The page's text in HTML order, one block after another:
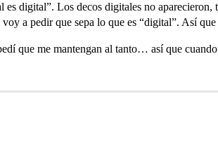
es digital”. Los decos digitales no
a pedir que sepa lo que es “digital”. Así
que me mantengan al tanto… así que